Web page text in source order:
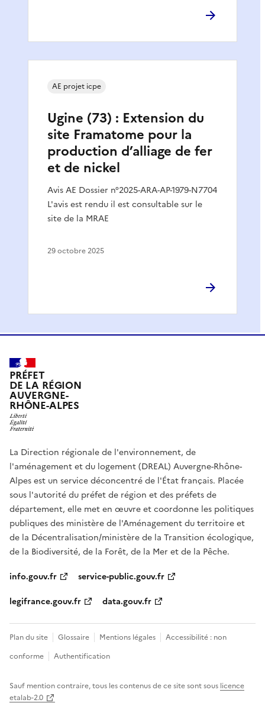
Ugine (73) : Extension du
site Framatome pour la
production d’alliage de fer
et de nickel
Avis AE Dossier n°2025-ARA-AP-1979-N7704
L'avis est rendu il est consultable sur le
site de la MRAE
AE projet icpe
29 octobre 2025
PRÉFET
DE LA RÉGION
AUVERGNE-
RHÔNE-ALPES
La Direction régionale de l'environnement, de
l'aménagement et du logement (DREAL) Auvergne-Rhône-
Alpes est un service déconcentré de l'État français. Placée
sous l'autorité du préfet de région et des préfets de
département, elle met en œuvre et coordonne les politiques
publiques des ministère de l'Aménagement du territoire et
de la Décentralisation/ministère de la Transition écologique,
de la Biodiversité, de la Forêt, de la Mer et de la Pêche.
info.gouv.fr
service-public.gouv.fr
legifrance.gouv.fr
data.gouv.fr
Plan du site Glossaire Mentions légales
Accessibilité : non
conforme
Authentification
Sauf mention contraire, tous les contenus de ce site sont sous licence
etalab-2.0